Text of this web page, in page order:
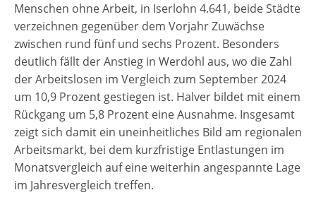
Menschen ohne Arbeit, in Iserlohn 4.641, beide Städte
verzeichnen gegenüber dem Vorjahr Zuwächse
zwischen rund fünf und sechs Prozent. Besonders
deutlich fällt der Anstieg in Werdohl aus, wo die Zahl
der Arbeitslosen im Vergleich zum September 2024
um 10,9 Prozent gestiegen ist. Halver bildet mit einem
Rückgang um 5,8 Prozent eine Ausnahme. Insgesamt
zeigt sich damit ein uneinheitliches Bild am regionalen
Arbeitsmarkt, bei dem kurzfristige Entlastungen im
Monatsvergleich auf eine weiterhin angespannte Lage
im Jahresvergleich treffen.